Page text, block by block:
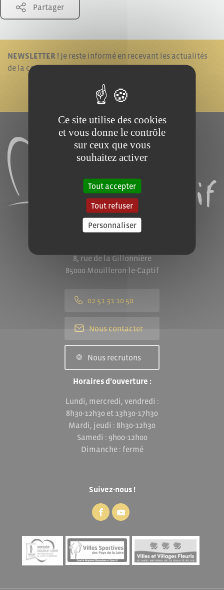
Partager
NEWSLETTER ! Je reste informé en recevant les actualités
de la commune.
JE M'ABONNE !
8, rue de la Gillonnière
85000 Mouilleron-le-Captif
02 51 31 10 50
Nous contacter
Nous recrutons
Horaires d’ouverture :
Lundi, mercredi, vendredi :
8h30-12h30 et 13h30-17h30
Mardi, jeudi : 8h30-12h30
Samedi : 9h00-12h00
Dimanche : fermé
Suivez-nous !
Ce site utilise des cookies
et vous donne le contrôle
sur ceux que vous
souhaitez activer
Tout accepter
Tout refuser
Personnaliser